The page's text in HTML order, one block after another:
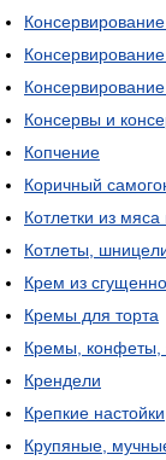
Консервы и
Копчение
Коричный
Котлетки из
Котлеты,
Крем из
Кремы для торта
Кремы, конфеты,
Крендели
Крепкие настойки
Крупяные,